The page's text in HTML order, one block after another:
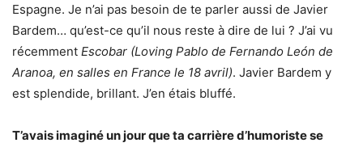
Espagne. Je n’ai pas besoin de te parler aussi de Javier
Bardem… qu’est-ce qu’il nous reste à dire de lui ? J’ai vu
récemment Escobar (Loving Pablo de Fernando León de
Aranoa, en salles en France le 18 avril). Javier Bardem y
est splendide, brillant. J’en étais bluffé.
T’avais imaginé un jour que ta carrière d’humoriste se